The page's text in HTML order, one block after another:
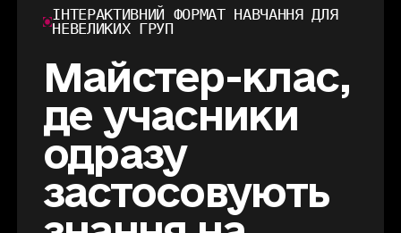
ІНТЕРАКТИВНИЙ ФОРМАТ НАВЧАННЯ ДЛЯ
НЕВЕЛИКИХ ГРУП
Майстер-клас,
де учасники
одразу
застосовують